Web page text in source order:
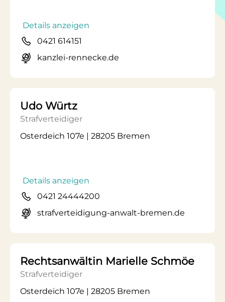
Details anzeigen
0421 614151
kanzlei-rennecke.de
Udo Würtz
Strafverteidiger
Osterdeich 107e | 28205 Bremen
Details anzeigen
0421 24444200
strafverteidigung-anwalt-bremen.de
Rechtsanwältin Marielle Schmöe
Strafverteidiger
Osterdeich 107e | 28205 Bremen